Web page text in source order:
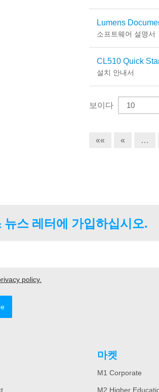
Lumens
소프트웨어 설명서
CL510 Quick
설치 안내서
보이다
«« « …
뉴스 레터에 가입하십시오.
policy.
마켓
M1 Corporate
M2 Higher